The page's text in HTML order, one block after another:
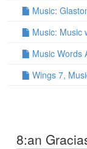
Music:
Music: Music
Music Words
Wings 7,
8:an